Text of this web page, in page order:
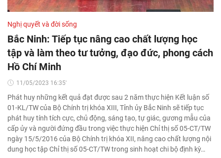
Nghị quyết và đời sống
Bắc Ninh: Tiếp tục nâng cao chất lượng học
tập và làm theo tư tưởng, đạo đức, phong cách
Hồ Chí Minh
11/05/2023 16:35'
Phát huy những kết quả đạt được sau 2 năm thực hiện Kết luận số
01-KL/TW của Bộ Chính trị khóa XIII, Tỉnh ủy Bắc Ninh sẽ tiếp tục
phát huy tính tích cực, chủ động, sáng tạo, tự giác, gương mẫu của
cấp ủy và người đứng đầu trong việc thực hiện Chỉ thị số 05-CT/TW
ngày 15/5/2016 của Bộ Chính trị khóa XII, nâng cao chất lượng nội
dung học tập Chỉ thị số 05-CT/TW trong sinh hoạt chi bộ định kỳ…